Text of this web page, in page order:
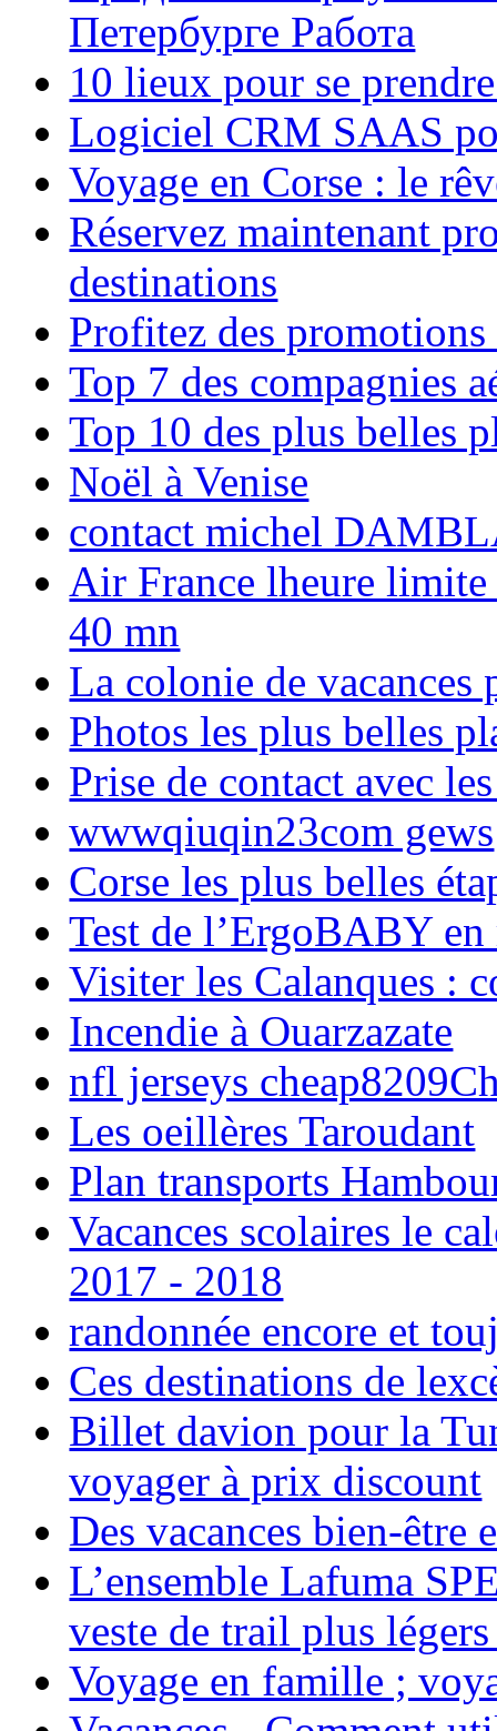
Петербурге Работа
10 lieux pour se
Logiciel CRM SAAS
Voyage en Corse : le
Réservez maintenant
destinations
Profitez des
Top 7 des compagnies
Top 10 des plus belles
Noël à Venise
contact michel
Air France lheure limite
40 mn
La colonie de vacances
Photos les plus belles
Prise de contact avec
wwwqiuqin23com gews
Corse les plus belles
Test de l’ErgoBABY en
Visiter les Calanques :
Incendie à Ouarzazate
nfl jerseys
Les oeillères Taroudant
Plan transports
Vacances scolaires le
2017 - 2018
randonnée encore et
Ces destinations de
Billet davion pour la
voyager à prix discount
Des vacances bien-être
L’ensemble Lafuma
veste de trail plus
Voyage en famille ;